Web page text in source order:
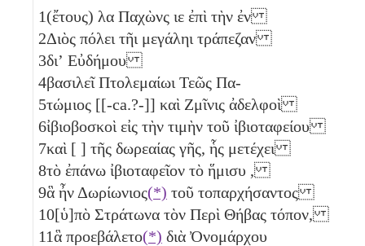
1(ἔτους) λα Παχὼνς ιε ἐπὶ τὴν ἐν
2Διὸς πόλει τῆι μεγάληι τράπεζαν
3διʼ Εὐδήμου
4βασιλεῖ Πτολεμαίωι Τεῶς Πα-
5τώμιος [[-ca.?-]] καὶ Ζμῖνις ἀδελφοὶ
6ἰβιοβοσκοὶ εἰς τὴν τιμὴν τοῦ ἰβιοταφείου
7καὶ [ ] τῆς δωρεαίας γῆς, ἧς μετέχει
8τὸ ἐπάνω ἰβιοταφεῖον τὸ ἥμισυ ,
9ἃ ἦν Δωρίωνιος(*) τοῦ τοπαρχήσαντος
10[ὑ]πὸ Στράτωνα τὸν Περὶ Θήβας τόπον,
11ἃ προεβάλετο(*) διὰ Ὀνομάρχου